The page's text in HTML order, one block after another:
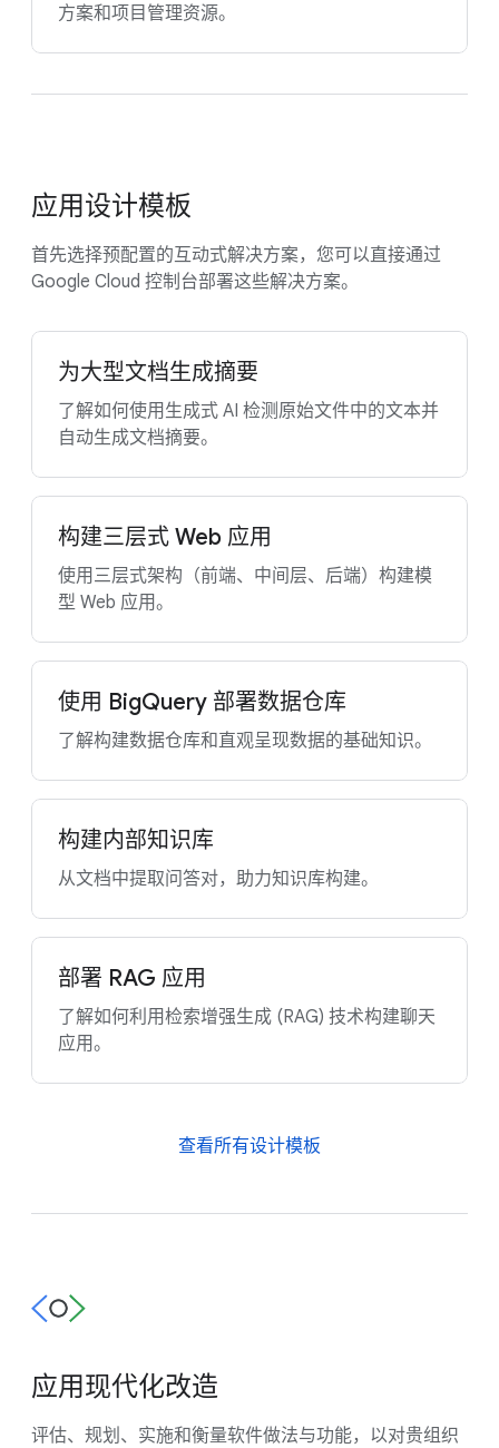
方案和项目管理资源。
应用设计模板
首先选择预配置的互动式解决方案，您可以直接通过
Google Cloud 控制台部署这些解决方案。
为大型文档生成摘要
了解如何使用生成式 AI 检测原始文件中的文本并
自动生成文档摘要。
构建三层式 Web 应用
使用三层式架构（前端、中间层、后端）构建模
型 Web 应用。
使用 BigQuery 部署数据仓库
了解构建数据仓库和直观呈现数据的基础知识。
构建内部知识库
从文档中提取问答对，助力知识库构建。
部署 RAG 应用
了解如何利用检索增强生成 (RAG) 技术构建聊天
应用。
查看所有设计模板
应用现代化改造
评估、规划、实施和衡量软件做法与功能，以对贵组织